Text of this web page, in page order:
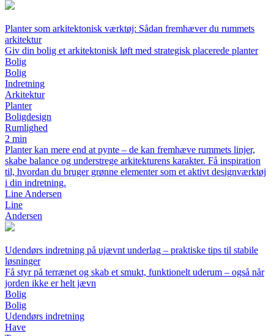
Planter som arkitektonisk værktøj: Sådan fremhæver du rummets
arkitektur
Giv din bolig et arkitektonisk løft med strategisk placerede planter
Bolig
Bolig
Indretning
Arkitektur
Planter
Boligdesign
Rumlighed
2 min
Planter kan mere end at pynte – de kan fremhæve rummets linjer,
skabe balance og understrege arkitekturens karakter. Få inspiration
til, hvordan du bruger grønne elementer som et aktivt designværktøj
i din indretning.
Line Andersen
Line
Andersen
Udendørs indretning på ujævnt underlag – praktiske tips til stabile
løsninger
Få styr på terrænet og skab et smukt, funktionelt uderum – også når
jorden ikke er helt jævn
Bolig
Bolig
Udendørs indretning
Have